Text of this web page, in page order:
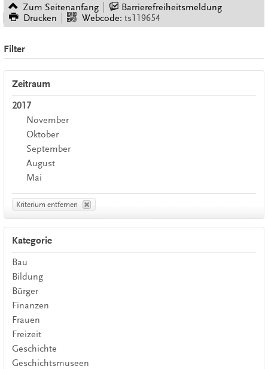
Zum Seitenanfang
Barrierefreiheitsmeldung
Drucken
Webcode: ts119654
Filter
Zeitraum
2017
November
Oktober
September
August
Mai
Kriterium entfernen
Kategorie
Bau
Bildung
Bürger
Finanzen
Frauen
Freizeit
Geschichte
Geschichtsmuseen